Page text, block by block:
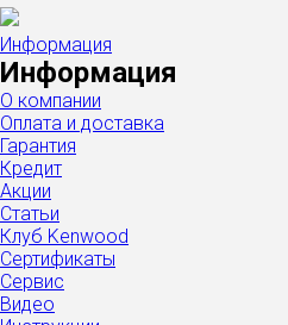
Информация
Информация
О компании
Оплата и доставка
Гарантия
Кредит
Акции
Статьи
Клуб Kenwood
Сертификаты
Сервис
Видео